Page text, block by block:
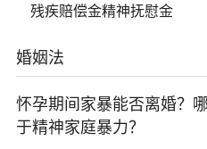
残疾赔偿金精神抚慰金
婚姻法
怀孕期间家暴能否离婚？
于精神家庭暴力？